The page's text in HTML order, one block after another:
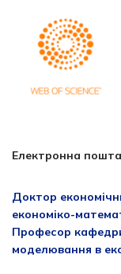
Електронна
Доктор
економіко-
Професор
моделювання в